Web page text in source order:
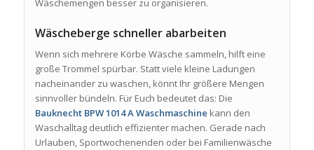
Wäschemengen besser zu organisieren.
Wäscheberge schneller abarbeiten
Wenn sich mehrere Körbe Wäsche sammeln, hilft eine
große Trommel spürbar. Statt viele kleine Ladungen
nacheinander zu waschen, könnt Ihr größere Mengen
sinnvoller bündeln. Für Euch bedeutet das: Die
Bauknecht BPW 1014 A Waschmaschine kann den
Waschalltag deutlich effizienter machen. Gerade nach
Urlauben, Sportwochenenden oder bei Familienwäsche